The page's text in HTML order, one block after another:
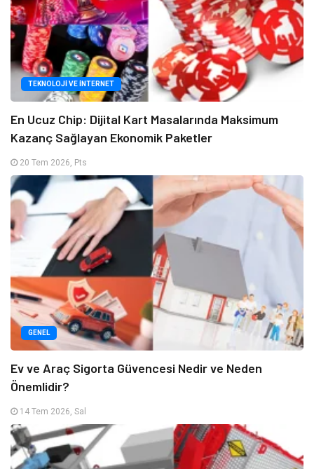
TEKNOLOJI VE İNTERNET
En Ucuz Chip: Dijital Kart Masalarında Maksimum
Kazanç Sağlayan Ekonomik Paketler
20 Tem 2026, Pts
GENEL
Ev ve Araç Sigorta Güvencesi Nedir ve Neden
Önemlidir?
14 Tem 2026, Sal